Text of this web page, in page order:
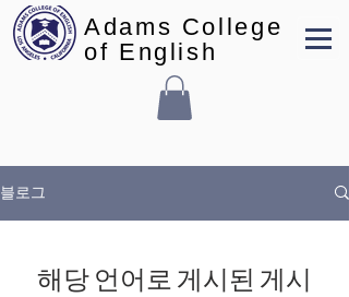
Adams College
of English
블로그
해당 언어로 게시된 게시